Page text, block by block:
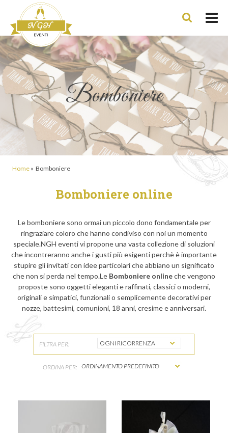
Bomboniere
Home » Bomboniere
Bomboniere online
Le bomboniere sono ormai un piccolo dono fondamentale per
ringraziare coloro che hanno condiviso con noi un momento
speciale.NGH eventi vi propone una vasta collezione di soluzioni
che incontreranno anche i gusti più esigenti perchè è importante
stupire gli invitati con idee particolari che abbiano un significato
che non si perda nel tempo.Le Bomboniere onlineche vengono
proposte sono oggetti eleganti e raffinati, classici o moderni,
originali e simpatici, funzionali o semplicemente decorativi per
nozze, battesimi, comunioni, 18 anni, cresime e anniversari.
FILTRA PER:
ORDINA PER: